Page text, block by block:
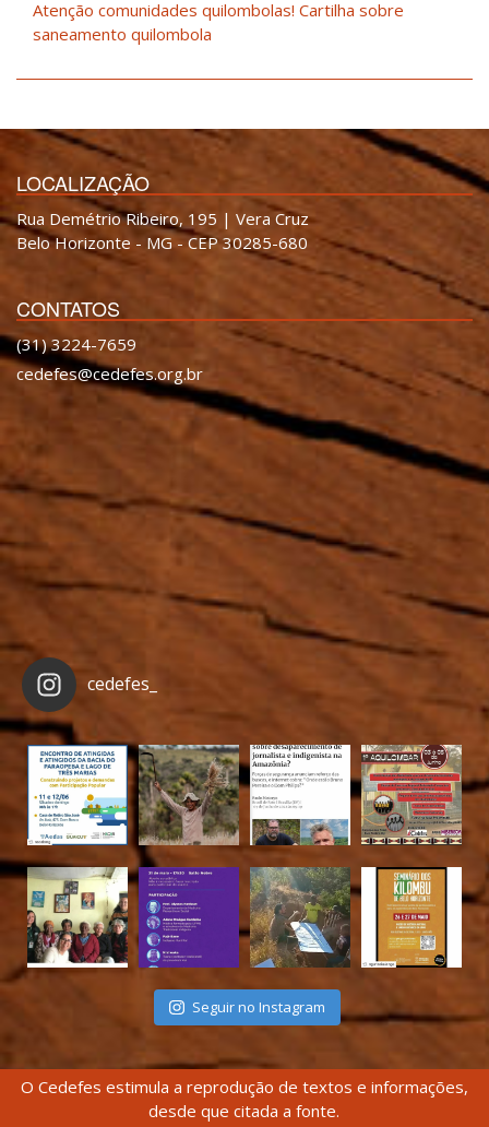
Atenção comunidades quilombolas! Cartilha sobre
saneamento quilombola
LOCALIZAÇÃO
Rua Demétrio Ribeiro, 195 | Vera Cruz
Belo Horizonte - MG - CEP 30285-680
CONTATOS
(31) 3224-7659
cedefes@cedefes.org.br
cedefes_
Seguir no Instagram
O Cedefes estimula a reprodução de textos e informações,
desde que citada a fonte.